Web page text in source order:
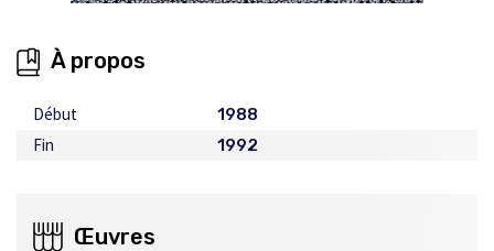
À propos
Début 1988
Fin 1992
Œuvres